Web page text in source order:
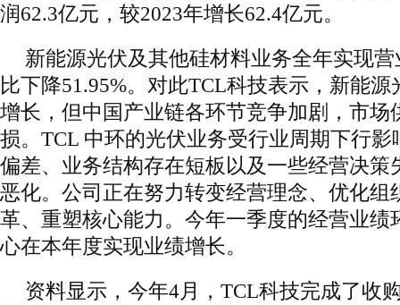
润62.3亿元，较2023年增长62.4亿元。
新能源光伏及其他硅材料业务全年实现
比下降51.95%。对此TCL科技表示，新能
增长，但中国产业链各环节竞争加剧，市场
损。TCL 中环的光伏业务受行业周期下行
偏差、业务结构存在短板以及一些经营决策
恶化。公司正在努力转变经营理念、优化组
革、重塑核心能力。今年一季度的经营业绩
心在本年度实现业绩增长。
资料显示，今年4月，TCL科技完成了收